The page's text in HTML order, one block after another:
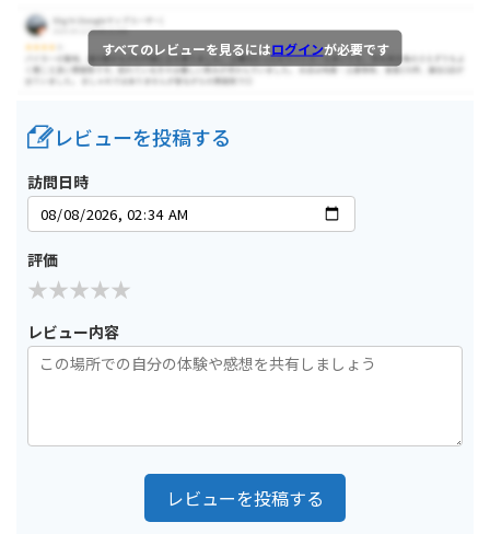
すべてのレビューを見るにはログインが必要です
レビューを投稿する
訪問日時
評価
レビュー内容
レビューを投稿する